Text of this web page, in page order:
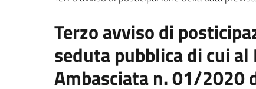
Terzo avviso di
seduta pubblica di cui
Ambasciata n. 01/